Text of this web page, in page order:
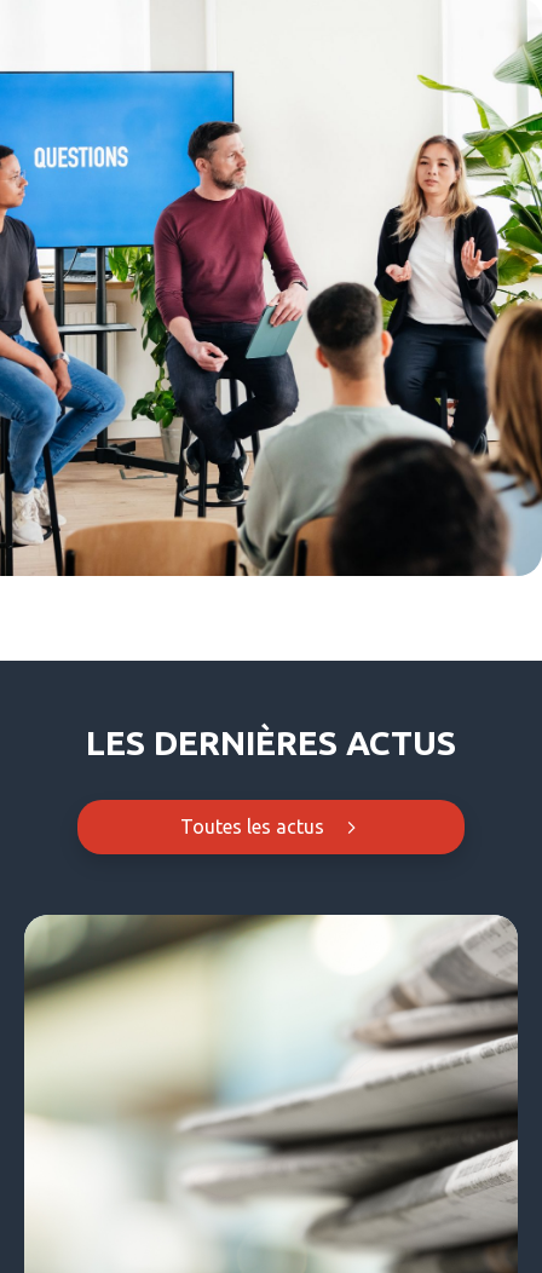
LES DERNIÈRES ACTUS
Toutes les actus